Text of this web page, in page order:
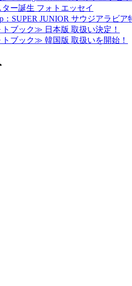
ー誕生 フォトエッセイ
：SUPER JUNIOR サウジアラ
ブック≫ 日本版 取扱い決定！
ブック≫ 韓国版 取扱いを開始！